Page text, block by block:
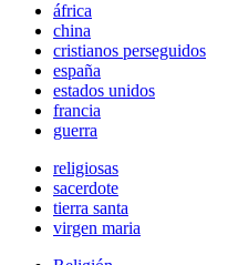
áfrica
china
cristianos perseguidos
españa
estados unidos
francia
guerra
religiosas
sacerdote
tierra santa
virgen maria